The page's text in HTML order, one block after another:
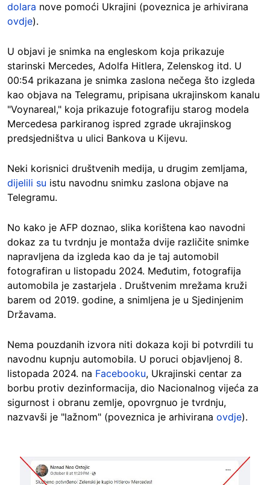
dolara nove pomoći Ukrajini (poveznica je arhivirana
ovdje).
U objavi je snimka na engleskom koja prikazuje
starinski Mercedes, Adolfa Hitlera, Zelenskog itd. U
00:54 prikazana je snimka zaslona nečega što izgleda
kao objava na Telegramu, pripisana ukrajinskom kanalu
"Voynareal," koja prikazuje fotografiju starog modela
Mercedesa parkiranog ispred zgrade ukrajinskog
predsjedništva u ulici Bankova u Kijevu.
Neki korisnici društvenih medija, u drugim zemljama,
dijelili su istu navodnu snimku zaslona objave na
Telegramu.
No kako je AFP doznao, slika korištena kao navodni
dokaz za tu tvrdnju je montaža dvije različite snimke
napravljena da izgleda kao da je taj automobil
fotografiran u listopadu 2024. Međutim, fotografija
automobila je zastarjela . Društvenim mrežama kruži
barem od 2019. godine, a snimljena je u Sjedinjenim
Državama.
Nema pouzdanih izvora niti dokaza koji bi potvrdili tu
navodnu kupnju automobila. U poruci objavljenoj 8.
listopada 2024. na Facebooku, Ukrajinski centar za
borbu protiv dezinformacija, dio Nacionalnog vijeća za
sigurnost i obranu zemlje, opovrgnuo je tvrdnju,
nazvavši je "lažnom" (poveznica je arhivirana ovdje).
Image